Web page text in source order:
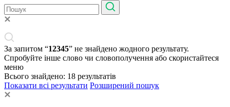
За запитом “12345” не знайдено жодного результату.
Спробуйте інше слово чи словополучення або скористайтеся
меню
Всього знайдено: 18 результатів
Показати всі результати Розширений пошук